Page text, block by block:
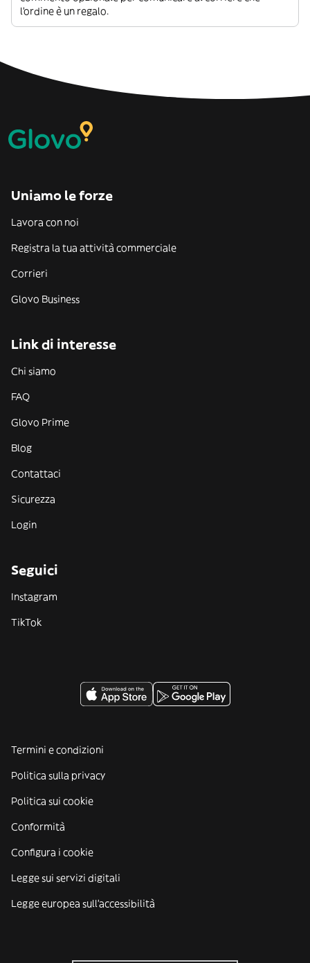
l’ordine è un regalo.
Uniamo le forze
Lavora con noi
Registra la tua attività commerciale
Corrieri
Glovo Business
Link di interesse
Chi siamo
FAQ
Glovo Prime
Blog
Contattaci
Sicurezza
Login
Seguici
Instagram
TikTok
Termini e condizioni
Politica sulla privacy
Politica sui cookie
Conformità
Configura i cookie
Legge sui servizi digitali
Legge europea sull'accessibilità